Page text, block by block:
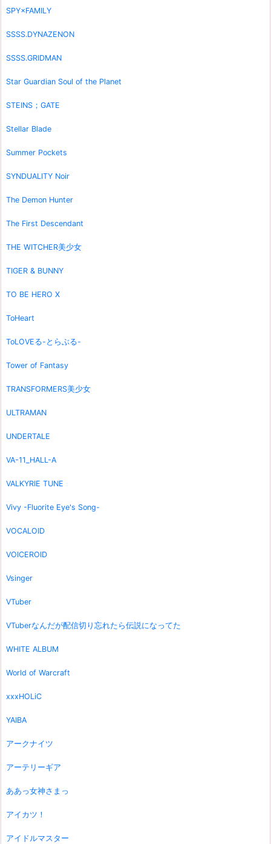
SPY×FAMILY
SSSS.DYNAZENON
SSSS.GRIDMAN
Star Guardian Soul of the Planet
STEINS；GATE
Stellar Blade
Summer Pockets
SYNDUALITY Noir
The Demon Hunter
The First Descendant
THE WITCHER美少女
TIGER & BUNNY
TO BE HERO X
ToHeart
ToLOVEる-とらぶる-
Tower of Fantasy
TRANSFORMERS美少女
ULTRAMAN
UNDERTALE
VA-11_HALL-A
VALKYRIE TUNE
Vivy -Fluorite Eye's Song-
VOCALOID
VOICEROID
Vsinger
VTuber
VTuberなんだが配信切り忘れたら伝説になってた
WHITE ALBUM
World of Warcraft
xxxHOLiC
YAIBA
アークナイツ
アーテリーギア
ああっ女神さまっ
アイカツ！
アイドルマスター